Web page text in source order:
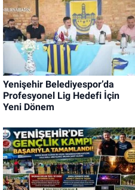
Yenişehir Belediyespor’da
Profesyonel Lig Hedefi İçin
Yeni Dönem